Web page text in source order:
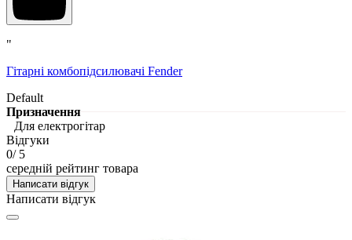
"
Гітарні комбопідсилювачі Fender
Default
Призначення
Для електрогітар
Відгуки
0/ 5
середній рейтинг товара
Написати відгук
Написати відгук